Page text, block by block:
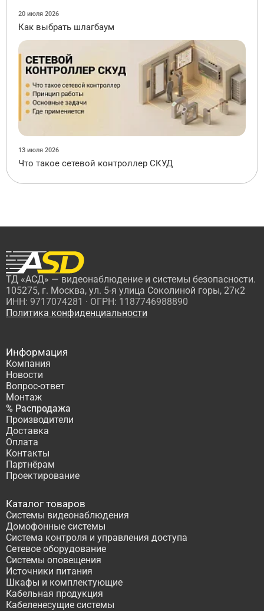
20 июля 2026
Как выбрать шлагбаум
13 июля 2026
Что такое сетевой контроллер СКУД
ТД «АСД» — видеонаблюдение и системы безопасности.
105275, г. Москва, ул. 5-я улица Соколиной горы, 27к2
ИНН: 9717074281 · ОГРН: 1187746988890
Политика конфиденциальности
Информация
Компания
Новости
Вопрос-ответ
Монтаж
% Распродажа
Производители
Доставка
Оплата
Контакты
Партнёрам
Проектирование
Каталог товаров
Системы видеонаблюдения
Домофонные системы
Система контроля и управления доступа
Сетевое оборудование
Системы оповещения
Источники питания
Шкафы и комплектующие
Кабельная продукция
Кабеленесущие системы